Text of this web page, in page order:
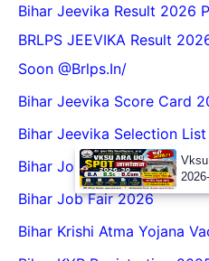
Bihar Jeevika Result 2026
BRLPS JEEVIKA Result
Soon @Brlps.in/
Bihar Jeevika Score Card
Bihar Jeevika Selection List
Bihar Job Camp 2025
Bihar Job Fair 2026
Bihar Krishi Atma Yojana
Spot